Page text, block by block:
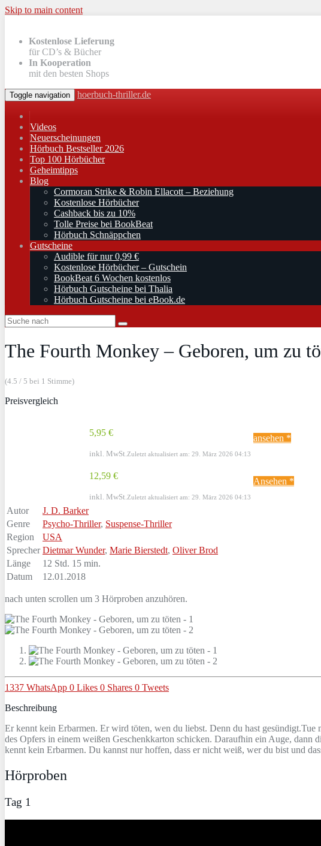
Skip to main content
Kostenlose Lieferung
für CD’s & Bücher
In Kooperation
mit den besten Shops
Toggle navigation hoerbuch-thriller.de
Videos
Neuerscheinungen
Hörbuch Bestseller 2026
Top 100 Hörbücher
Geheimtipps
Blog
Cormoran Strike & Robin Ellacott – Beziehung
Kostenlose Hörbücher
Cashback bis zu 10%
Tolle Preise bei BookBeat
Hörbuch Schnäppchen
Gutscheine
Audible für nur 0,99 €
Kostenlose Hörbücher – Gutschein
BookBeat 6 Wochen kostenlos
Hörbuch Gutscheine bei Thalia
Hörbuch Gutscheine bei eBook.de
The Fourth Monkey – Geboren, um zu
(4.5 / 5 bei 1 Stimme)
Preisvergleich
5,95 €
inkl. MwSt. Zuletzt aktualisiert am: 29. März 2026 04:13
ansehen *
12,59 €
inkl. MwSt. Zuletzt aktualisiert am: 29. März 2026 04:13
Ansehen *
Autor
J. D. Barker
Genre
Psycho-Thriller, Suspense-Thriller
Region
USA
Sprecher Dietmar Wunder, Marie Bierstedt, Oliver Brod
Länge
12 Std. 15 min.
Datum
12.01.2018
nach unten scrollen um 3 Hörproben anzuhören.
1337 WhatsApp 0 Likes 0 Shares 0 Tweets
Beschreibung
Er kennt kein Erbarmen. Er wird töten, wen du liebst. Denn du hast
des Opfers in einem weißen Geschenkkarton schicken. Daraufhin ein Auge,
kennt kein Erbarmen. Du kannst nur hoffen, dass er nicht weiß, wer du bist und
Hörproben
Tag 1